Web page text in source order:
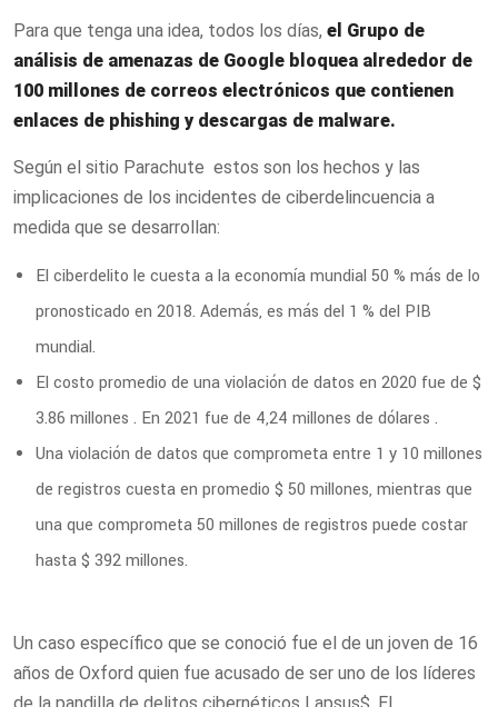
Para que tenga una idea, todos los días, el Grupo de
análisis de amenazas de Google bloquea alrededor de
100 millones de correos electrónicos que contienen
enlaces de phishing y descargas de malware.
Según el sitio Parachute estos son los hechos y las
implicaciones de los incidentes de ciberdelincuencia a
medida que se desarrollan:
El ciberdelito le cuesta a la economía mundial 50 % más de lo
pronosticado en 2018. Además, es más del 1 % del PIB
mundial.
El costo promedio de una violación de datos en 2020 fue de $
3.86 millones . En 2021 fue de 4,24 millones de dólares .
Una violación de datos que comprometa entre 1 y 10 millones
de registros cuesta en promedio $ 50 millones, mientras que
una que comprometa 50 millones de registros puede costar
hasta $ 392 millones.
Un caso específico que se conoció fue el de un joven de 16
años de Oxford quien fue acusado de ser uno de los líderes